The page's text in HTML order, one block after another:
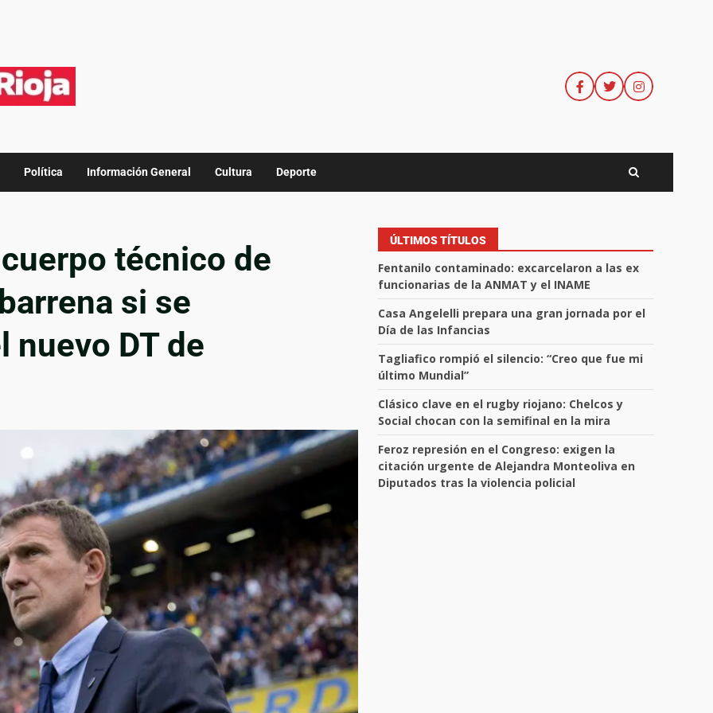
Política Información General Cultura Deporte
técnico de
si se
nuevo DT de
ÚLTIMOS TÍTULOS
Fentanilo contaminado: excarcelaron a las ex
funcionarias de la ANMAT y el INAME
Casa Angelelli prepara una gran jornada por el
Día de las Infancias
Tagliafico rompió el silencio: “Creo que fue mi
último Mundial”
Clásico clave en el rugby riojano: Chelcos y
Social chocan con la semifinal en la mira
Feroz represión en el Congreso: exigen la
citación urgente de Alejandra Monteoliva en
Diputados tras la violencia policial